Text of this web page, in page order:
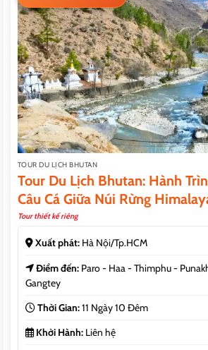
TOUR DU LỊCH BHUTAN
Tour Du Lịch Bhutan: Hành
Câu Cá Giữa Núi Rừng
Tour thiết kế riêng
Xuất phát:Hà Nội/Tp.HCM
Điểm đến:Paro - Haa - Thimphu -
Gangtey
Thời Gian:11 Ngày 10 Đêm
Khởi Hành:Liên hệ